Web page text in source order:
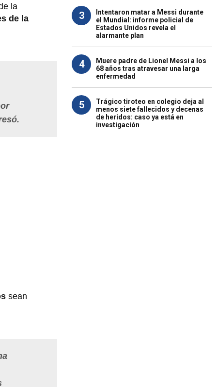
la
de la
sean
3
Intentaron matar a Messi durante
el Mundial: informe policial de
Estados Unidos revela el
alarmante plan
4
Muere padre de Lionel Messi a los
68 años tras atravesar una larga
enfermedad
5
Trágico tiroteo en colegio deja al
menos siete fallecidos y decenas
de heridos: caso ya está en
investigación